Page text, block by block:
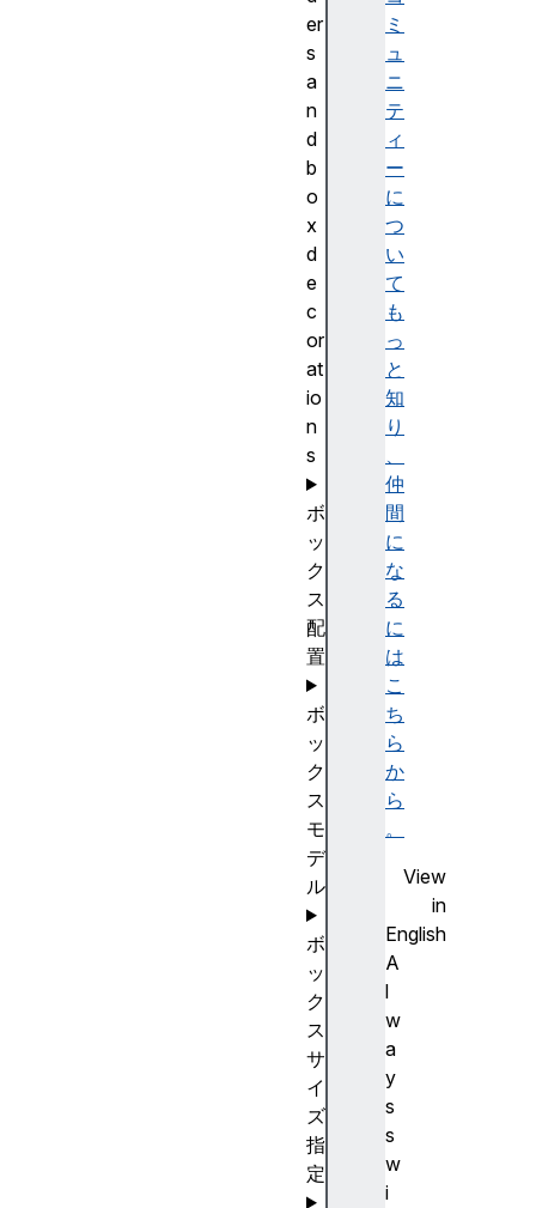
ミ
ュ
ニ
テ
ィ
ー
に
つ
い
て
も
っ
と
知
り
、
仲
間
に
な
る
に
は
こ
ち
ら
か
ら
。
View
in
English
A
l
w
a
y
s
s
w
i
er
s
a
n
d
b
o
x
d
e
c
or
at
io
n
s
ボ
ッ
ク
ス
配
置
ボ
ッ
ク
ス
モ
デ
ル
ボ
ッ
ク
ス
サ
イ
ズ
指
定